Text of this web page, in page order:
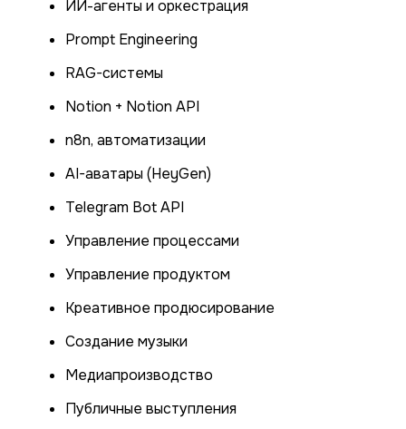
ИИ-агенты и оркестрация
Prompt Engineering
RAG-системы
Notion + Notion API
n8n, автоматизации
AI-аватары (HeyGen)
Telegram Bot API
Управление процессами
Управление продуктом
Креативное продюсирование
Создание музыки
Медиапроизводство
Публичные выступления